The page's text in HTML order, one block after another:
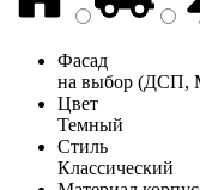
Фасад
на выбор
Цвет
Темный
Стиль
Классический